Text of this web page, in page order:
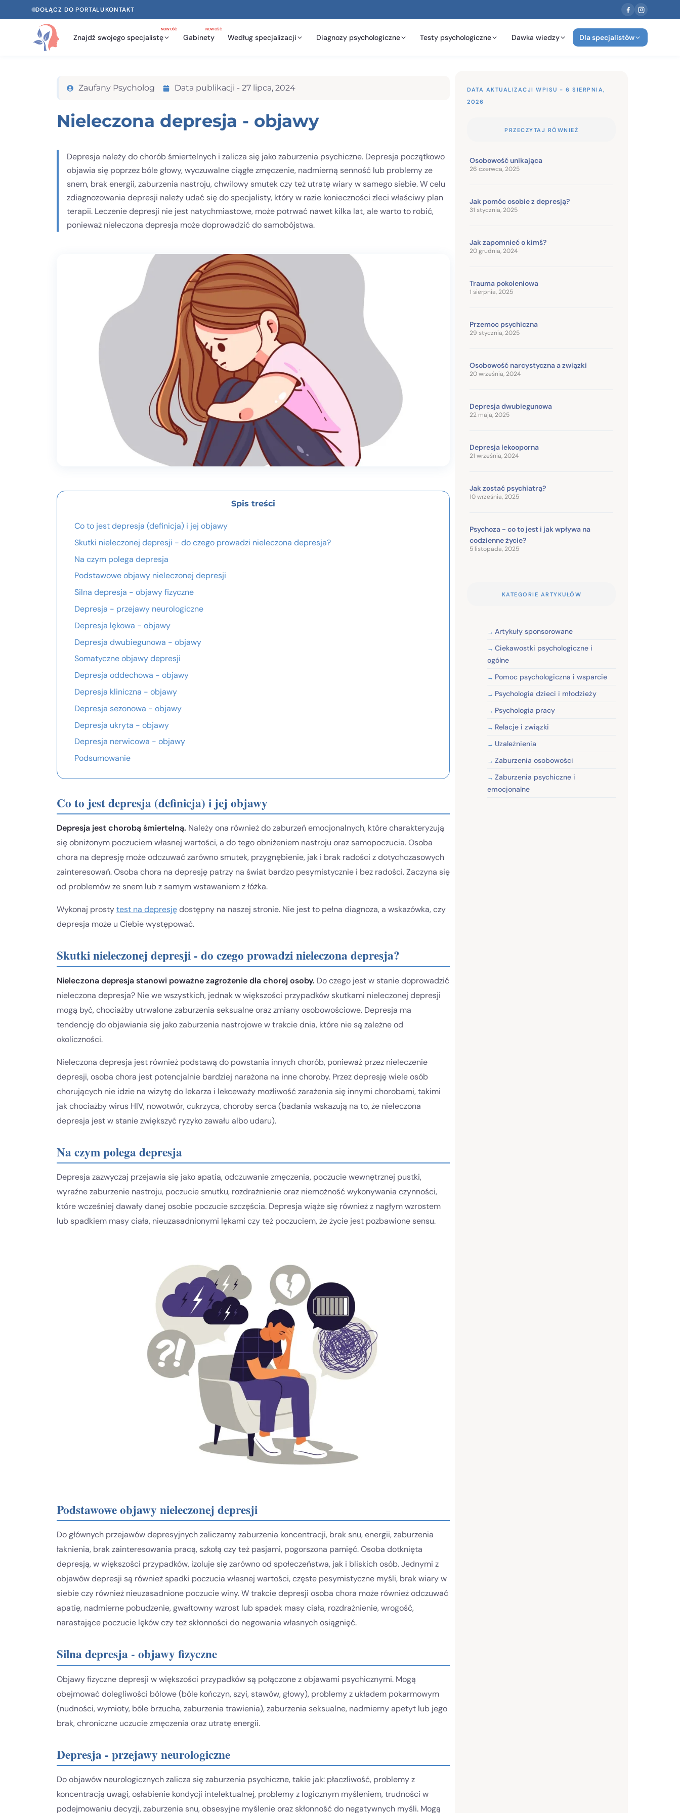
DOŁĄCZ DO PORTALUKONTAKT
Znajdź swojego specjalistę
NOWOŚĆ
Gabinety
NOWOŚĆ
Według specjalizacji Diagnozy psychologiczne Testy psychologiczne Dawka wiedzy Dla specjalistów
Zaufany Psycholog Data publikacji - 27 lipca, 2024
Nieleczona depresja - objawy
Depresja należy do chorób śmiertelnych i zalicza się jako zaburzenia psychiczne. Depresja początkowo
objawia się poprzez bóle głowy, wyczuwalne ciągłe zmęczenie, nadmierną senność lub problemy ze
snem, brak energii, zaburzenia nastroju, chwilowy smutek czy też utratę wiary w samego siebie. W celu
zdiagnozowania depresji należy udać się do specjalisty, który w razie konieczności zleci właściwy plan
terapii. Leczenie depresji nie jest natychmiastowe, może potrwać nawet kilka lat, ale warto to robić,
ponieważ nieleczona depresja może doprowadzić do samobójstwa.
Spis treści
Co to jest depresja (definicja) i jej objawy
Skutki nieleczonej depresji - do czego prowadzi nieleczona depresja?
Na czym polega depresja
Podstawowe objawy nieleczonej depresji
Silna depresja - objawy fizyczne
Depresja - przejawy neurologiczne
Depresja lękowa - objawy
Depresja dwubiegunowa - objawy
Somatyczne objawy depresji
Depresja oddechowa - objawy
Depresja kliniczna - objawy
Depresja sezonowa - objawy
Depresja ukryta - objawy
Depresja nerwicowa - objawy
Podsumowanie
Co to jest depresja (definicja) i jej objawy
Depresja jest chorobą śmiertelną. Należy ona również do zaburzeń emocjonalnych, które charakteryzują
się obniżonym poczuciem własnej wartości, a do tego obniżeniem nastroju oraz samopoczucia. Osoba
chora na depresję może odczuwać zarówno smutek, przygnębienie, jak i brak radości z dotychczasowych
zainteresowań. Osoba chora na depresję patrzy na świat bardzo pesymistycznie i bez radości. Zaczyna się
od problemów ze snem lub z samym wstawaniem z łóżka.
Wykonaj prostytest na depresjędostępny na naszej stronie. Nie jest to pełna diagnoza, a wskazówka, czy
depresja może u Ciebie występować.
Skutki nieleczonej depresji - do czego prowadzi nieleczona depresja?
Nieleczona depresja stanowi poważne zagrożenie dla chorej osoby. Do czego jest w stanie doprowadzić
nieleczona depresja? Nie we wszystkich, jednak w większości przypadków skutkami nieleczonej depresji
mogą być, chociażby utrwalone zaburzenia seksualne oraz zmiany osobowościowe. Depresja ma
tendencję do objawiania się jako zaburzenia nastrojowe w trakcie dnia, które nie są zależne od
okoliczności.
Nieleczona depresja jest również podstawą do powstania innych chorób, ponieważ przez nieleczenie
depresji, osoba chora jest potencjalnie bardziej narażona na inne choroby. Przez depresję wiele osób
chorujących nie idzie na wizytę do lekarza i lekceważy możliwość zarażenia się innymi chorobami, takimi
jak chociażby wirus HIV, nowotwór, cukrzyca, choroby serca (badania wskazują na to, że nieleczona
depresja jest w stanie zwiększyć ryzyko zawału albo udaru).
Na czym polega depresja
Depresja zazwyczaj przejawia się jako apatia, odczuwanie zmęczenia, poczucie wewnętrznej pustki,
wyraźne zaburzenie nastroju, poczucie smutku, rozdrażnienie oraz niemożność wykonywania czynności,
które wcześniej dawały danej osobie poczucie szczęścia. Depresja wiąże się również z nagłym wzrostem
lub spadkiem masy ciała, nieuzasadnionymi lękami czy też poczuciem, że życie jest pozbawione sensu.
Podstawowe objawy nieleczonej depresji
Do głównych przejawów depresyjnych zaliczamy zaburzenia koncentracji, brak snu, energii, zaburzenia
łaknienia, brak zainteresowania pracą, szkołą czy też pasjami, pogorszona pamięć. Osoba dotknięta
depresją, w większości przypadków, izoluje się zarówno od społeczeństwa, jak i bliskich osób. Jednymi z
objawów depresji są również spadki poczucia własnej wartości, częste pesymistyczne myśli, brak wiary w
siebie czy również nieuzasadnione poczucie winy. W trakcie depresji osoba chora może również odczuwać
apatię, nadmierne pobudzenie, gwałtowny wzrost lub spadek masy ciała, rozdrażnienie, wrogość,
narastające poczucie lęków czy też skłonności do negowania własnych osiągnięć.
Silna depresja - objawy fizyczne
Objawy fizyczne depresji w większości przypadków są połączone z objawami psychicznymi. Mogą
obejmować dolegliwości bólowe (bóle kończyn, szyi, stawów, głowy), problemy z układem pokarmowym
(nudności, wymioty, bóle brzucha, zaburzenia trawienia), zaburzenia seksualne, nadmierny apetyt lub jego
brak, chroniczne uczucie zmęczenia oraz utratę energii.
Depresja - przejawy neurologiczne
Do objawów neurologicznych zalicza się zaburzenia psychiczne, takie jak: płaczliwość, problemy z
koncentracją uwagi, osłabienie kondycji intelektualnej, problemy z logicznym myśleniem, trudności w
podejmowaniu decyzji, zaburzenia snu, obsesyjne myślenie oraz skłonność do negatywnych myśli. Mogą
DATA AKTUALIZACJI WPISU - 6 SIERPNIA,
2026
PRZECZYTAJ RÓWNIEŻ
Osobowość unikająca
26 czerwca, 2025
Jak pomóc osobie z depresją?
31 stycznia, 2025
Jak zapomnieć o kimś?
20 grudnia, 2024
Trauma pokoleniowa
1 sierpnia, 2025
Przemoc psychiczna
29 stycznia, 2025
Osobowość narcystyczna a związki
20 września, 2024
Depresja dwubiegunowa
22 maja, 2025
Depresja lekooporna
21 września, 2024
Jak zostać psychiatrą?
10 września, 2025
Psychoza - co to jest i jak wpływa na
codzienne życie?
5 listopada, 2025
KATEGORIE ARTYKUŁÓW
Artykuły sponsorowane
Ciekawostki psychologiczne i
ogólne
Pomoc psychologiczna i wsparcie
Psychologia dzieci i młodzieży
Psychologia pracy
Relacje i związki
Uzależnienia
Zaburzenia osobowości
Zaburzenia psychiczne i
emocjonalne